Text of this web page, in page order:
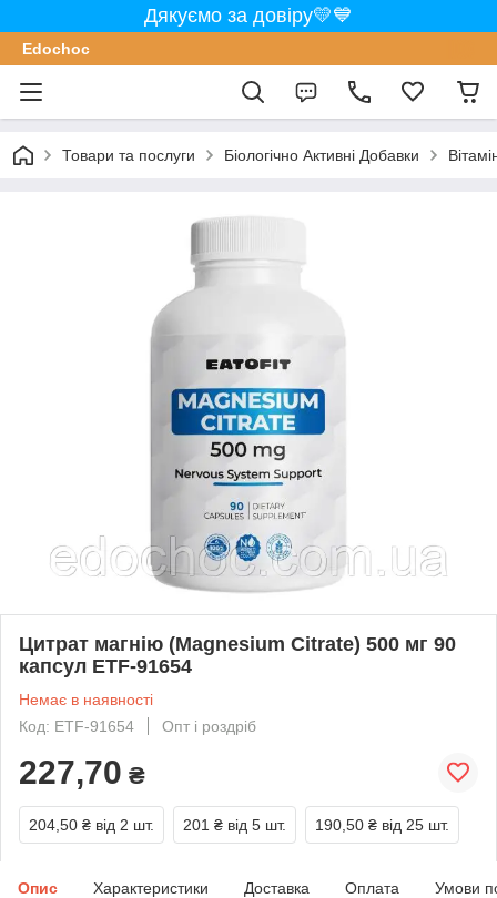
Дякуємо за довіру💛💙
Edochoс
Товари та послуги Біологічно Активні Добавки
Цитрат магнію (Magnesium Citrate) 500 мг 90
капсул ETF-91654
Немає в наявності
Код: ETF-91654
Опт і роздріб
227,70 ₴
204,50 ₴ від 2 шт. 201 ₴ від 5 шт. 190,50 ₴ від 25 шт.
Опис Характеристики Доставка Оплата Умови